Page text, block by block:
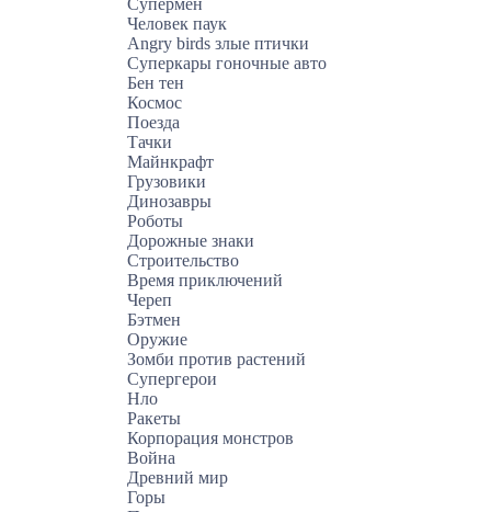
Супермен
Человек паук
Angry birds злые птички
Суперкары гоночные авто
Бен тен
Космос
Поезда
Тачки
Майнкрафт
Грузовики
Динозавры
Роботы
Дорожные знаки
Строительство
Время приключений
Череп
Бэтмен
Оружие
Зомби против растений
Супергерои
Нло
Ракеты
Корпорация монстров
Война
Древний мир
Горы